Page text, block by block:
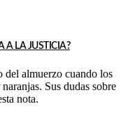
A LA JUSTICIA?
del almuerzo cuando los
Sus dudas sobre
nota.